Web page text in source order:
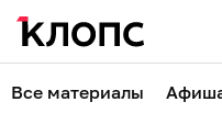
Все материалы